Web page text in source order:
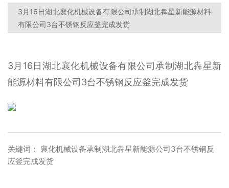
3月16日湖北襄化机械设备有限公司承制湖北犇星新能源材料
有限公司3台不锈钢反应釜完成发货
3月16日湖北襄化机械设备有限公司承制湖北犇星新
能源材料有限公司3台不锈钢反应釜完成发货
关键词： 襄化机械设备承制湖北犇星新能源公司3台不锈钢反
应釜完成发货